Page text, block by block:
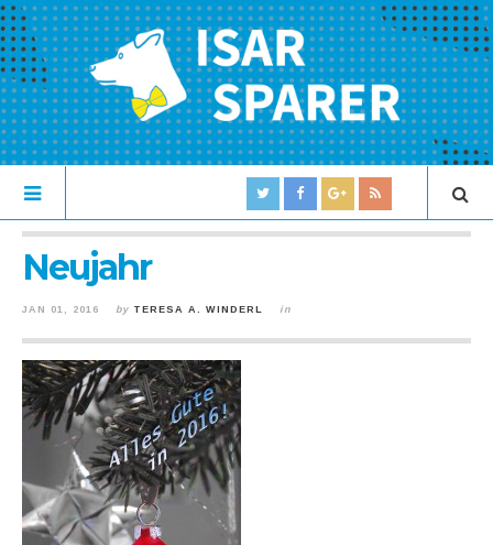
Neujahr
JAN 01, 2016 by TERESA A. WINDERL in